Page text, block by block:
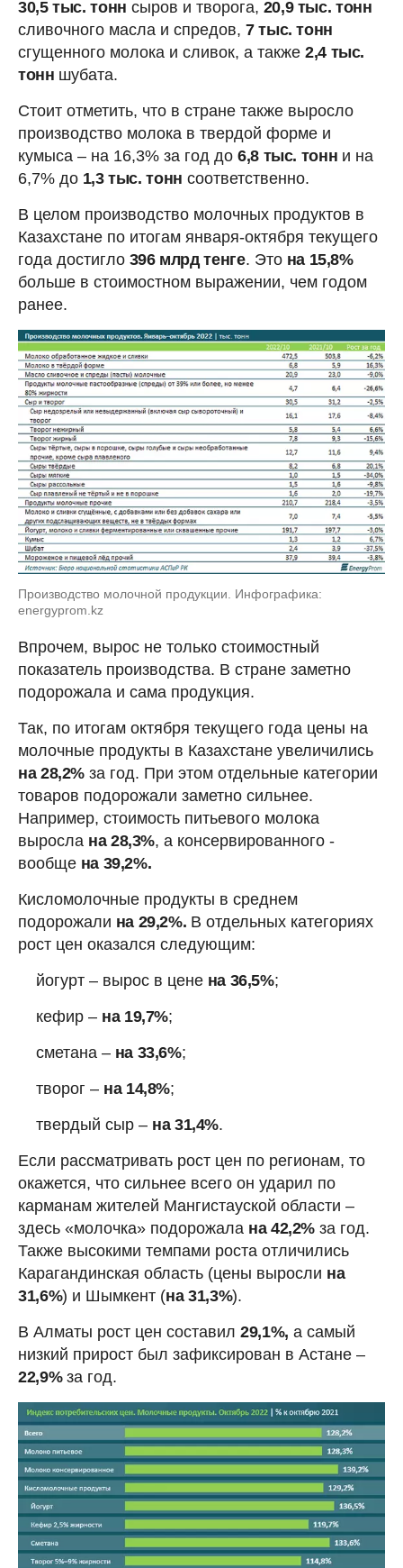
30,5 тыс. тонн сыров и творога, 20,9 тыс. тонн
сливочного масла и спредов, 7 тыс. тонн
сгущенного молока и сливок, а также 2,4 тыс.
тонн шубата.
Стоит отметить, что в стране также выросло
производство молока в твердой форме и
кумыса – на 16,3% за год до 6,8 тыс. тонн и на
6,7% до 1,3 тыс. тонн соответственно.
В целом производство молочных продуктов в
Казахстане по итогам января-октября текущего
года достигло 396 млрд тенге. Это на 15,8%
больше в стоимостном выражении, чем годом
ранее.
Производство молочной продукции. Инфографика:
energyprom.kz
Впрочем, вырос не только стоимостный
показатель производства. В стране заметно
подорожала и сама продукция.
Так, по итогам октября текущего года цены на
молочные продукты в Казахстане увеличились
на 28,2% за год. При этом отдельные категории
товаров подорожали заметно сильнее.
Например, стоимость питьевого молока
выросла на 28,3%, а консервированного -
вообще на 39,2%.
Кисломолочные продукты в среднем
подорожали на 29,2%. В отдельных категориях
рост цен оказался следующим:
йогурт – вырос в цене на 36,5%;
кефир – на 19,7%;
сметана – на 33,6%;
творог – на 14,8%;
твердый сыр – на 31,4%.
Если рассматривать рост цен по регионам, то
окажется, что сильнее всего он ударил по
карманам жителей Мангистауской области –
здесь «молочка» подорожала на 42,2% за год.
Также высокими темпами роста отличились
Карагандинская область (цены выросли на
31,6%) и Шымкент (на 31,3%).
В Алматы рост цен составил 29,1%, а самый
низкий прирост был зафиксирован в Астане –
22,9% за год.